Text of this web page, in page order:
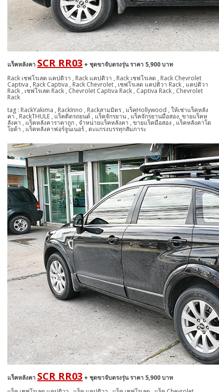
แร็คหลังคา SCR RR03 + ชุดขาจับตรงรุ่น ราคา 5,900 บาท
Rack เชฟโรเลต แคปติวา , Rack แคปติวา , Rack เชฟโรเลต , Rack Chevrolet
Captiva , Rack Captiva , Rack Chevrolet , เชฟโรเลต แคปติวา Rack , แคปติวา
Rack , เชฟโรเลต Rack , Chevrolet Captiva Rack , Captiva Rack , Chevrolet
Rack
tag : RackYakima , RackInno , Rackสามมิตร , แร็คHollywood , ให้เช่าแร็คหลัง
คา , RackTHULE , แร็คติดรถยนต์ , แร็คจักรยาน , แร็คจักรยานมือสอง, ขายแร็คห
ลังคา , แร็คหลังคาราคาถูก , จำหน่ายแร็คหลังคา , ขายแร็คมือสอง , แร็คหลังคาโต
โยต้า , แร็คหลังคาฟอร์จูนเนอร์ , ตะแกรงบรรทุกสัมภาระ
แร็คหลังคา SCR RR03 + ชุดขาจับตรงรุ่น ราคา 5,900 บาท